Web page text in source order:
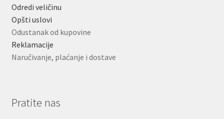
Odredi veličinu
Opšti uslovi
Odustanak od kupovine
Reklamacije
Naručivanje, plaćanje i dostave
Pratite nas